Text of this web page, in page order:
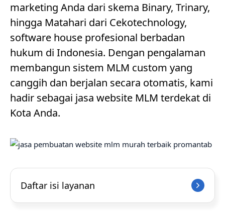
marketing Anda dari skema Binary, Trinary,
hingga Matahari dari Cekotechnology,
software house profesional berbadan
hukum di Indonesia. Dengan pengalaman
membangun sistem MLM custom yang
canggih dan berjalan secara otomatis, kami
hadir sebagai jasa website MLM terdekat di
Kota Anda.
Daftar isi layanan